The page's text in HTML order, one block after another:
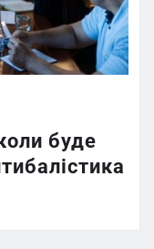
буде